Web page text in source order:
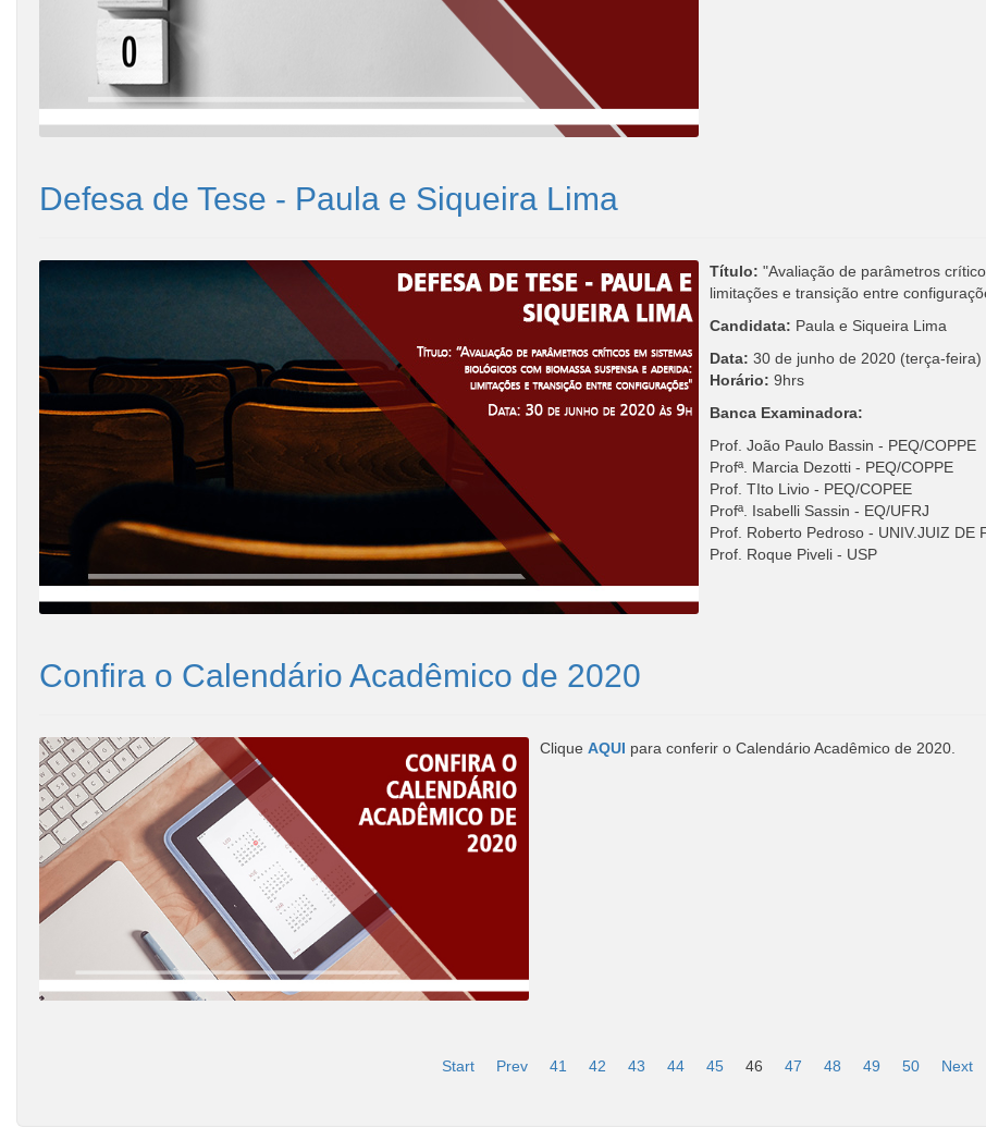
Defesa de Tese - Paula e Siqueira Lima
Título: "Avaliação de parâmetros
limitações e transição entre
Candidata: Paula e Siqueira Lima
Data: 30 de junho de 2020 (terça-feira)
Horário: 9hrs
Banca Examinadora:
Prof. João Paulo Bassin - PEQ/COPPE
Profª. Marcia Dezotti - PEQ/COPPE
Prof. TIto Livio - PEQ/COPEE
Profª. Isabelli Sassin - EQ/UFRJ
Prof. Roberto Pedroso - UNIV.JUIZ DE
Prof. Roque Piveli - USP
Confira o Calendário Acadêmico de 2020
Clique AQUI para conferir o Calendário Acadêmico de 2020.
Start
Prev 41 42 43 44 45 46 47 48 49 50 Next